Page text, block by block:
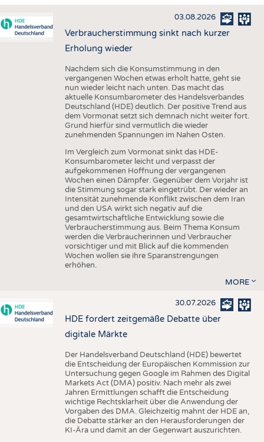
HAUS- UND HEIMTEXTILIEN
BEKLEIDUNG
AUSSCHREIBUNGEN
DTV AUSSCHREIBUNGSDIENST
STATISTICS
ADRESSEN & LINKS
PUBLIKATIONEN
TERMINE
BRANCHENTERMINE
03.08.2026
Verbraucherstimmung sinkt nach kurzer
Erholung wieder
Nachdem sich die Konsumstimmung in den
vergangenen Wochen etwas erholt hatte, geht sie
nun wieder leicht nach unten. Das macht das
aktuelle Konsumbarometer des Handelsverbandes
Deutschland (HDE) deutlich. Der positive Trend aus
dem Vormonat setzt sich demnach nicht weiter fort.
Grund hierfür sind vermutlich die wieder
zunehmenden Spannungen im Nahen Osten.
Im Vergleich zum Vormonat sinkt das HDE-
Konsumbarometer leicht und verpasst der
aufgekommenen Hoffnung der vergangenen
Wochen einen Dämpfer. Gegenüber dem Vorjahr ist
die Stimmung sogar stark eingetrübt. Der wieder an
Intensität zunehmende Konflikt zwischen dem Iran
und den USA wirkt sich negativ auf die
gesamtwirtschaftliche Entwicklung sowie die
Verbraucherstimmung aus. Beim Thema Konsum
werden die Verbraucherinnen und Verbraucher
vorsichtiger und mit Blick auf die kommenden
Wochen wollen sie ihre Sparanstrengungen
erhöhen.
MORE
30.07.2026
HDE fordert zeitgemäße Debatte über
digitale Märkte
Der Handelsverband Deutschland (HDE) bewertet
die Entscheidung der Europäischen Kommission zur
Untersuchung gegen Google im Rahmen des Digital
Markets Act (DMA) positiv. Nach mehr als zwei
Jahren Ermittlungen schafft die Entscheidung
wichtige Rechtsklarheit über die Anwendung der
Vorgaben des DMA. Gleichzeitig mahnt der HDE an,
die Debatte stärker an den Herausforderungen der
KI-Ära und damit an der Gegenwart auszurichten.